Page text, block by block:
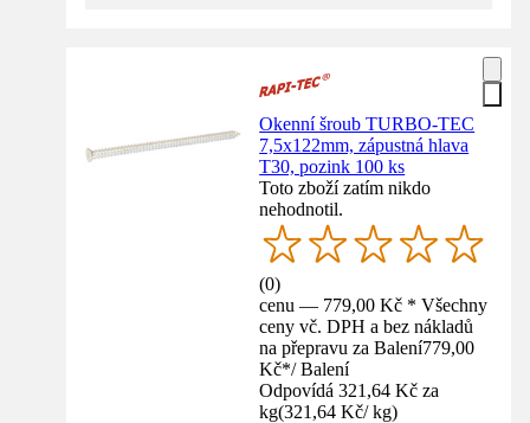
Okenní šroub TURBO-TEC
7,5x122mm, zápustná hlava
T30, pozink 100 ks
Toto zboží zatím nikdo
nehodnotil.
(0)
cenu — 779,00 Kč * Všechny
ceny vč. DPH a bez nákladů
na přepravu za Balení779,00
Kč*/ Balení
Odpovídá 321,64 Kč za
kg(321,64 Kč/ kg)